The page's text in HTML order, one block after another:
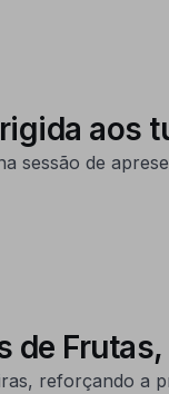
aos
sessão de
reforçando a